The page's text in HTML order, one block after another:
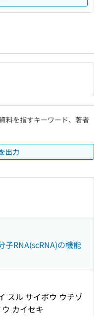
料を指すキーワード、著者
出力
子RNA(scRNA)の機能
スル サイボウ ウチゾ
カイセキ